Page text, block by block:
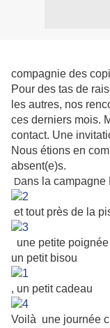
compagnie des
Pour des tas de
les autres, nos
ces derniers mois.
contact. Une
Nous étions en
absent(e)s.
Dans la campagne
et tout près de la
une petite
un petit bisou
, un petit cadeau
Voilà une journée